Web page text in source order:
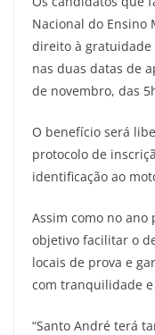
Nacional do Ensino
direito à
nas duas datas de
de novembro, das
O benefício será
protocolo de
identificação ao
Assim como no ano
objetivo facilitar o
locais de prova e
com tranquilidade
“Santo André terá